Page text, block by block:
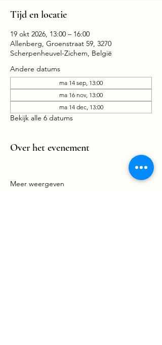
Tijd en locatie
19 okt 2026, 13:00 – 16:00
Allenberg, Groenstraat 59, 3270
Scherpenheuvel-Zichem, België
Andere datums
ma 14 sep, 13:00
ma 16 nov, 13:00
ma 14 dec, 13:00
Bekijk alle 6 datums
Over het evenement
Meer weergeven